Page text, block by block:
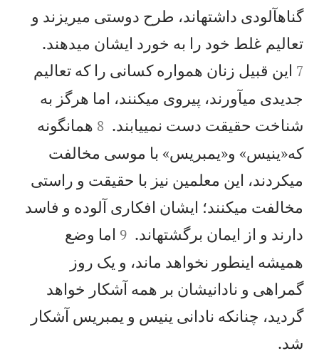
گناهآلودی داشتهاند، طرح دوستی میريزند و
تعاليم غلط خود را به خورد ايشان میدهند.
7 اين قبيل زنان همواره كسانی را كه تعاليم
جديدی میآورند، پيروی میكنند، اما هرگز به
شناخت حقيقت دست نمیيابند. 

8 همانگونه
كه«ينيس» و«يمبريس» با موسی مخالفت
میكردند، اين معلمين نيز با حقيقت و راستی
مخالفت میكنند؛ ايشان افكاری آلوده و فاسد
دارند و از ايمان برگشتهاند. 

9 اما وضع
هميشه اينطور نخواهد ماند، و يک روز
گمراهی و نادانیشان بر همه آشكار خواهد
گرديد، چنانكه نادانی ينيس و يمبريس آشكار
شد.